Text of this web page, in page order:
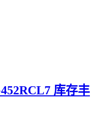
库存丰